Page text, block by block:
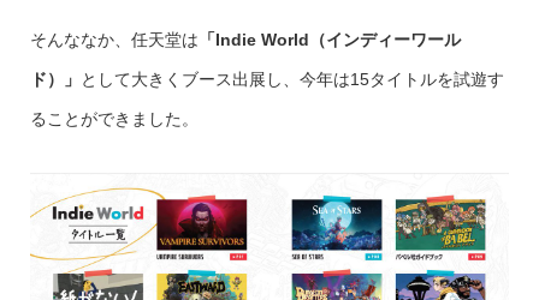
そんななか、任天堂は 「Indie World（インディーワール
ド）」 として大きくブース出展し、今年は15タイトルを試遊す
ることができました。